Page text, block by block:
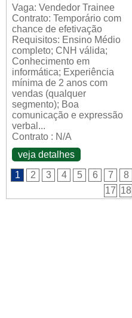
Vaga: Vendedor Trainee
Contrato: Temporário com
chance de efetivação
Requisitos: Ensino Médio
completo; CNH válida;
Conhecimento em
informática; Experiência
mínima de 2 anos com
vendas (qualquer
segmento); Boa
comunicação e expressão
verbal...
Contrato : N/A
veja detalhes
1 2 3 4 5 6 7 8
17 18